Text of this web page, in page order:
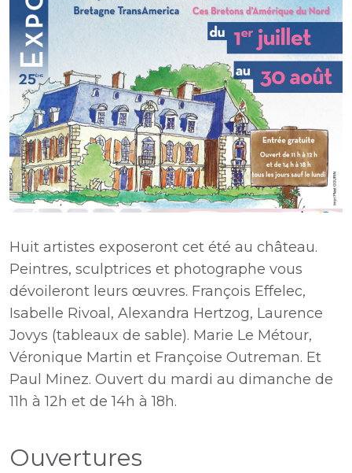
Huit artistes exposeront cet été au château.
Peintres, sculptrices et photographe vous
dévoileront leurs œuvres. François Effelec,
Isabelle Rivoal, Alexandra Hertzog, Laurence
Jovys (tableaux de sable). Marie Le Métour,
Véronique Martin et Françoise Outreman. Et
Paul Minez. Ouvert du mardi au dimanche de
11h à 12h et de 14h à 18h.
Ouvertures